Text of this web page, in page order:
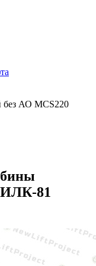
без АО MCS220
ИЛК-81